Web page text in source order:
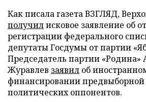
Как писала газета ВЗГЛЯД,
получилисковое заявление об
регистрации федерального
депутаты Госдумы от партии
Председатель партии «Родина»
Журавлев заявил об
финансировании
политических оппонентов.